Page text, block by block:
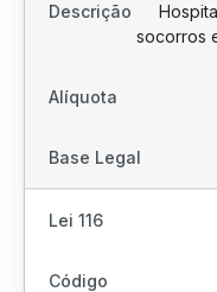
socorros